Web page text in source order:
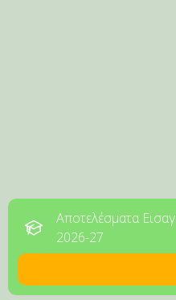
Αποτελέσματα
2026-27